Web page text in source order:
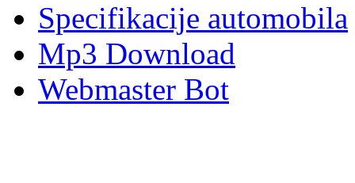
Specifikacije automobila
Mp3 Download
Webmaster Bot